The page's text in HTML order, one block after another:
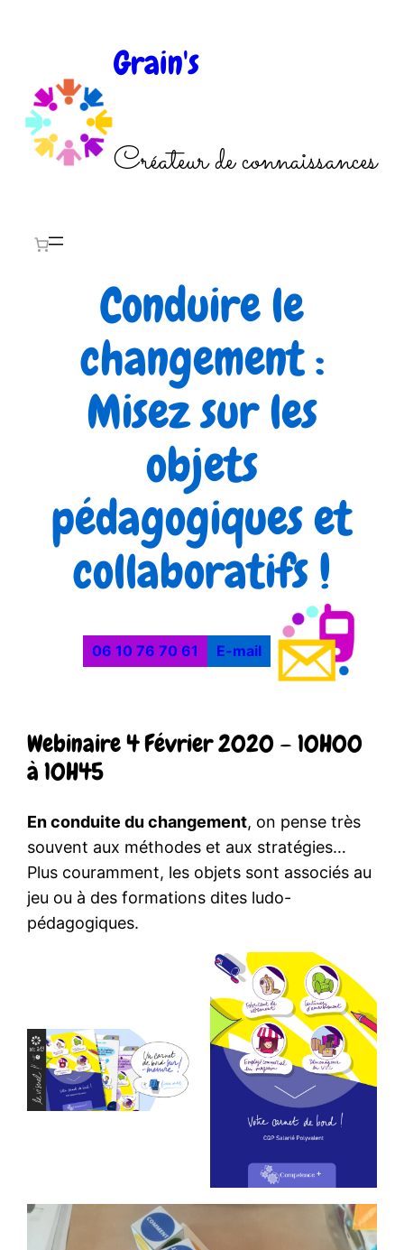
Grain's
Créateur de connaissances
Conduire le
changement :
Misez sur les
objets
pédagogiques et
collaboratifs !
06 10 76 70 61 E-mail
Webinaire 4 Février 2020 – 10H00
à 10H45
En conduite du changement, on pense très
souvent aux méthodes et aux stratégies…
Plus couramment, les objets sont associés au
jeu ou à des formations dites ludo-
pédagogiques.